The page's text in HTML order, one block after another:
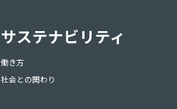
サステナビリティ
働き方
社会との関わり